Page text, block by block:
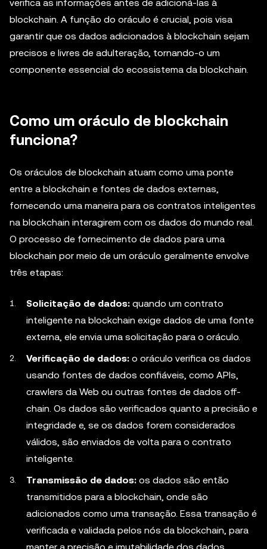
verifica as informações antes de adicioná-las à
blockchain. A função do oráculo é crucial, pois visa
garantir que os dados adicionados à blockchain sejam
precisos e livres de adulteração, tornando-o um
componente essencial do ecossistema da blockchain.
Como um oráculo de blockchain
funciona?
Os oráculos de blockchain atuam como uma ponte
entre a blockchain e fontes de dados externas,
fornecendo uma maneira para os contratos inteligentes
na blockchain interagirem com os dados do mundo real.
O processo de fornecimento de dados para uma
blockchain por meio de um oráculo geralmente envolve
três etapas:
Solicitação de dados: quando um contrato
inteligente na blockchain exige dados de uma fonte
externa, ele envia uma solicitação para o oráculo.
Verificação de dados: o oráculo verifica os dados
usando fontes de dados confiáveis, como APIs,
crawlers da Web ou outras fontes de dados off-
chain. Os dados são verificados quanto a precisão e
integridade e, se os dados forem considerados
válidos, são enviados de volta para o contrato
inteligente.
Transmissão de dados: os dados são então
transmitidos para a blockchain, onde são
adicionados como uma transação. Essa transação é
verificada e validada pelos nós da blockchain, para